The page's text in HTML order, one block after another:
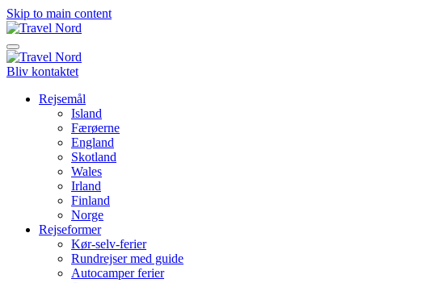
Skip to main content
Bliv kontaktet
Rejsemål
Island
Færøerne
England
Skotland
Wales
Irland
Finland
Norge
Rejseformer
Kør-selv-ferier
Rundrejser med guide
Autocamper ferier